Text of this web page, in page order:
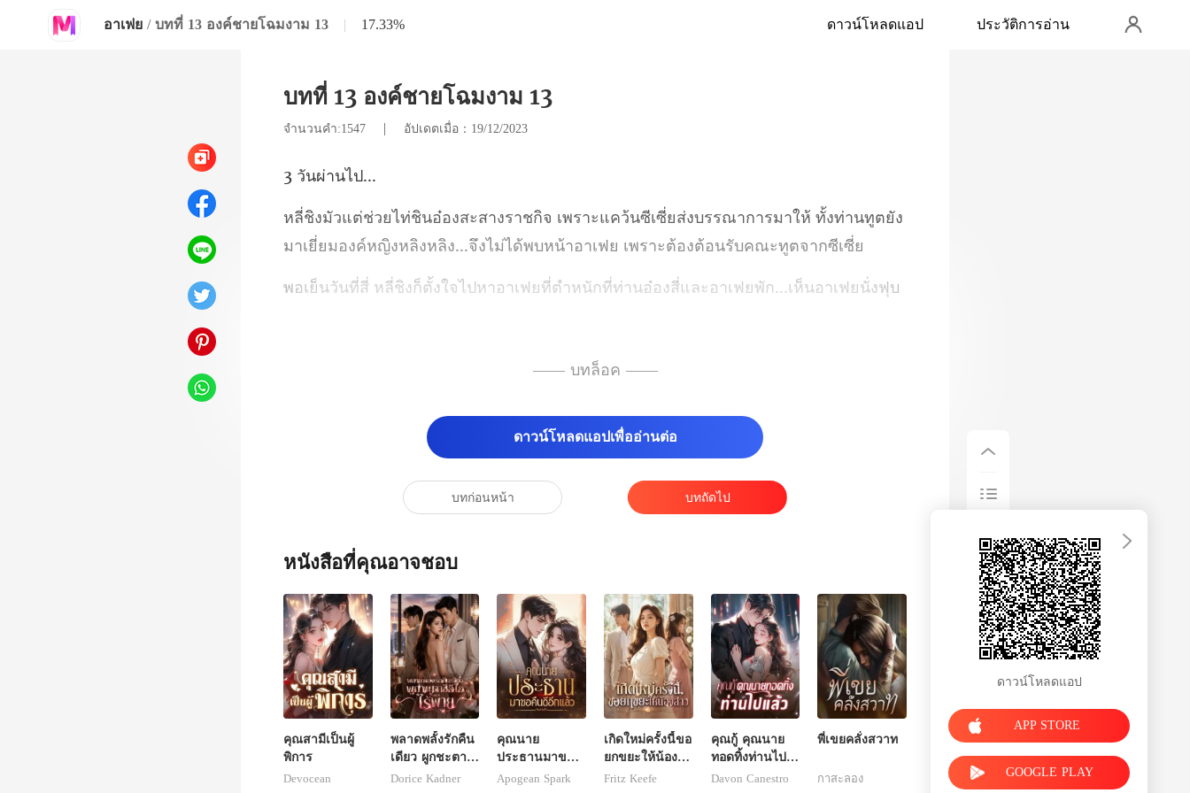
อาเฟย / บทที่ 13 องค์ชายโฉมงาม 13 | 17.33% ดาวน์โหลดแอป ประวัติการอ่าน
บทที่ 13 องค์ชายโฉมงาม 13
จำนวนคำ:1547 | อัปเดตเมื่อ：19/12/2023
นผ่า
ยส่งบรรณาการมาให้ ทั้งท่านทูตยัง
มาเยี่ยมองค์หญิงหลิงหลิง
านอ๋องสี่และอาเฟยพัก...เห็นอาเฟยนั่งฟุบ
—— บทล็อค ——
ดาวน์โหลดแอปเพื่ออ่านต่อ
บทก่อนหน้า บทถัดไป
หนังสือที่คุณอาจชอบ
คุณสามีเป็นผู้
พิการ
Devocean
พลาดพลั้งรักคืน
เดียว ผูกชะตาซี
อีโอไร้พ่าย
Dorice Kadner
คุณนาย
ประธานมาขอ
คืนดีอีกแล้ว
Apogean Spark
เกิดใหม่ครั้งนี้ขอ
ยกขยะให้น้อง
สาว
Fritz Keefe
คุณกู้ คุณนาย
ทอดทิ้งท่านไป
แล้ว
Davon Canestro
พี่เขยคลั่งสวาท
กาสะลอง
ดาวน์โหลดแอป
APP STORE
GOOGLE PLAY